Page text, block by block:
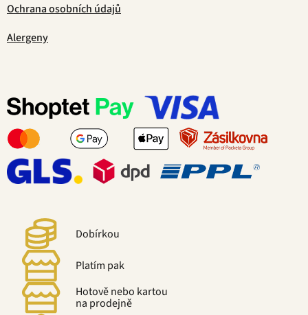
Ochrana osobních údajů
Alergeny
Dobírkou
Platím pak
Hotově nebo kartou
na prodejně